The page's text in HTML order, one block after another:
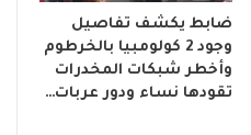
ضابط يكشف تفاصيل
وجود 2 كولومبيا بالخرطوم
وأخطر شبكات المخدرات
تقودها نساء ودور عربات…